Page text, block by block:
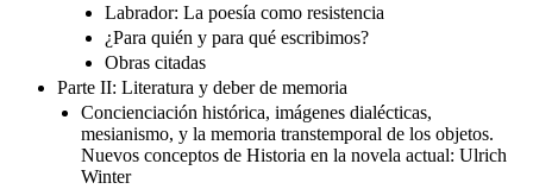
Labrador: La poesía como resistencia
¿Para quién y para qué escribimos?
Obras citadas
Parte II: Literatura y deber de memoria
Concienciación histórica, imágenes dialécticas,
mesianismo, y la memoria transtemporal de los objetos.
Nuevos conceptos de Historia en la novela actual: Ulrich
Winter